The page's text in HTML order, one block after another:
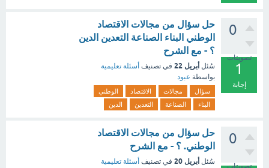
0
تصويتات
1
إجابة
حل سؤال من مجالات الاقتصاد
الوطني البناء الصناعة التعدين الدين
؟ - مع الشرح
سُئل أبريل 22 في تصنيف أسئلة تعليمية
بواسطة عبود
سؤال مجالات الاقتصاد
الوطني
البناء
الصناعة التعدين الدين
0
تصويتات
حل سؤال من مجالات الاقتصاد
الوطني. ؟ - مع الشرح
سُئل أبريل 20 في تصنيف أسئلة تعليمية